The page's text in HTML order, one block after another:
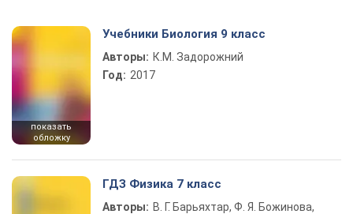
показать
обложку
Учебники Биология 9 класс
Авторы: К.М. Задорожний
Год: 2017
ГДЗ Физика 7 класс
Авторы: В. Г. Барьяхтар, Ф. Я. Божинова,